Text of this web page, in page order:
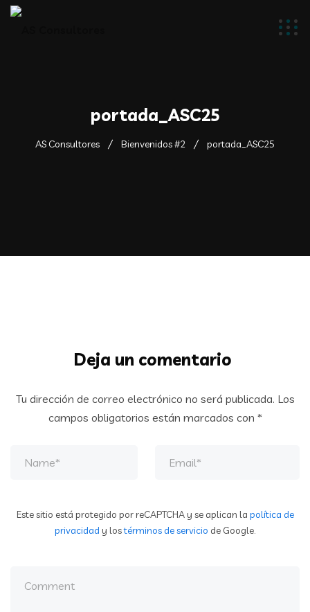
portada_ASC25
AS Consultores Bienvenidos #2 portada_ASC25
Deja un comentario
Tu dirección de correo electrónico no será publicada. Los
campos obligatorios están marcados con *
Este sitio está protegido por reCAPTCHA y se aplican la política de
privacidad y lostérminos de servicio de Google.